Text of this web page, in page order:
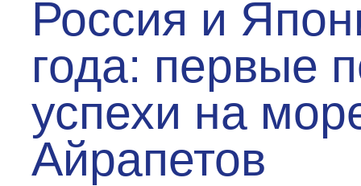
Россия и
года: первые
успехи на
Айрапетов